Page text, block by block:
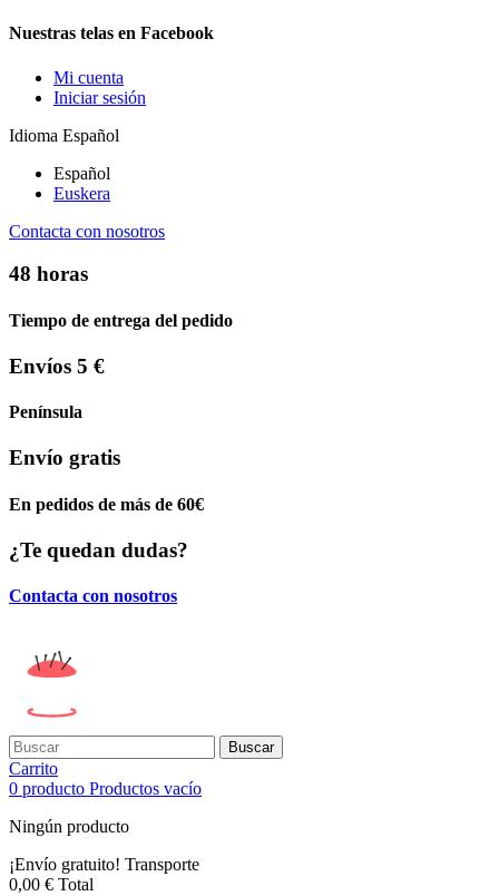
Nuestras telas en Facebook
Mi cuenta
Iniciar sesión
Idioma Español
Español
Euskera
Contacta con nosotros
48 horas
Tiempo de entrega del pedido
Envíos 5 €
Península
Envío gratis
En pedidos de más de 60€
¿Te quedan dudas?
Contacta con nosotros
Buscar
Carrito
0 producto Productos vacío
Ningún producto
¡Envío gratuito! Transporte
0,00 € Total